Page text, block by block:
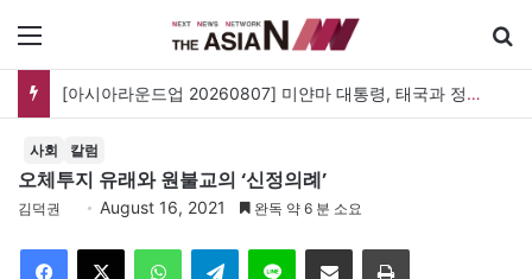
[아시아라운드업 20260807] 미얀마 대통령, 태국과 정상회담…아세안 관계개선 모색
사회 칼럼
오체투지 유래와 원불교의 ‘신정의례’
김덕권 August 16, 2021 완독 약 6 분 소요
Telegram 이메일